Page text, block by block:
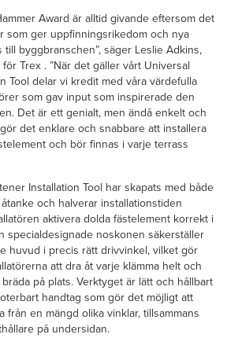
Award är alltid givande eftersom det
som ger uppfinningsrikedom och nya
byggbranschen”, säger Leslie Adkins,
Trex . ”När det gäller vårt Universal
Tool delar vi kredit med våra värdefulla
som gav input som inspirerade den
Det är ett genialt, men ändå enkelt och
det enklare och snabbare att installera
och bör finnas i varje terrass
Installation Tool har skapats med både
och halverar installationstiden
aktivera dolda fästelement korrekt i
specialdesignade noskonen säkerställer
huvud i precis rätt drivvinkel, vilket gör
att dra åt varje klämma helt och
på plats. Verktyget är lätt och hållbart
handtag som gör det möjligt att
från en mängd olika vinklar, tillsammans
på undersidan.